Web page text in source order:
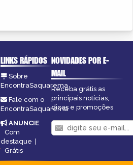
LINKS RÁPIDOS
Sobre
EncontraSaquarema
Fale com o
EncontraSaquarema
ANUNCIE:
Com
destaque |
Grátis
NOVIDADES POR E-
MAIL
Receba grátis as
principais notícias,
dicas e promoções